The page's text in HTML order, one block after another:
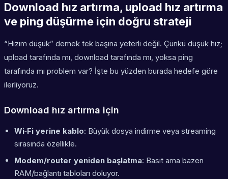
Download hız artırma, upload hız artırma
ve ping düşürme için doğru strateji
“Hızım düşük” demek tek başına yeterli değil. Çünkü düşük hız;
upload tarafında mı, download tarafında mı, yoksa ping
tarafında mı problem var? İşte bu yüzden burada hedefe göre
ilerliyoruz.
Download hız artırma için
Wi‑Fi yerine kablo: Büyük dosya indirme veya streaming
sırasında özellikle.
Modem/router yeniden başlatma: Basit ama bazen
RAM/bağlantı tabloları doluyor.